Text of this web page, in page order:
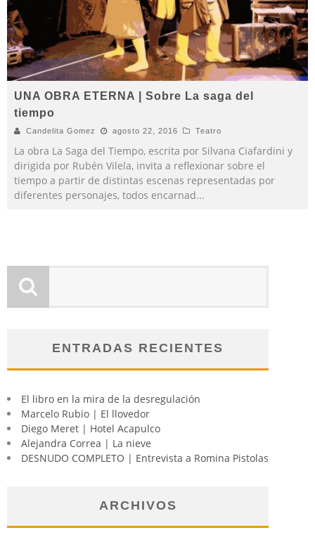
UNA OBRA ETERNA | Sobre La saga del
tiempo
Candelita Gomez agosto 22, 2016 Teatro
La obra La Saga del Tiempo, escrita por Silvana Ciafardini y
dirigida por Rubén Vilela, invita a reflexionar sobre el
tiempo a partir de distintas escenas representadas por
diferentes personajes, todos encarnad...
ENTRADAS RECIENTES
El libro en la mira de la desregulación
Marcelo Rubio | El llovedor
Diego Meret | Hotel Acapulco
Alejandra Correa | La nieve
DESNUDO COMPLETO | Entrevista a Romina Pistolas
ARCHIVOS